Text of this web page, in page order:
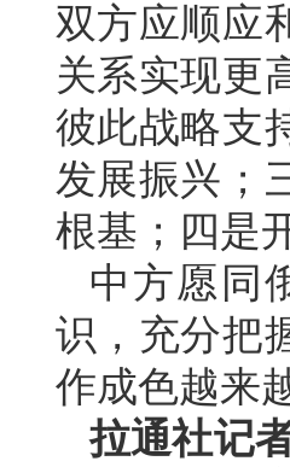
双方应顺应
关系实现更
彼此战略支
发展振兴；
根基；四是
中方愿同
识，充分把
作成色越来
拉通社记